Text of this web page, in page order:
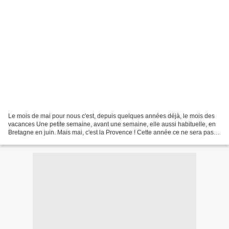
Le mois de mai pour nous c'est, depuis quelques années déjà, le mois des
vacances Une petite semaine, avant une semaine, elle aussi habituelle, en
Bretagne en juin. Mais mai, c'est la Provence ! Cette année ce ne sera pas